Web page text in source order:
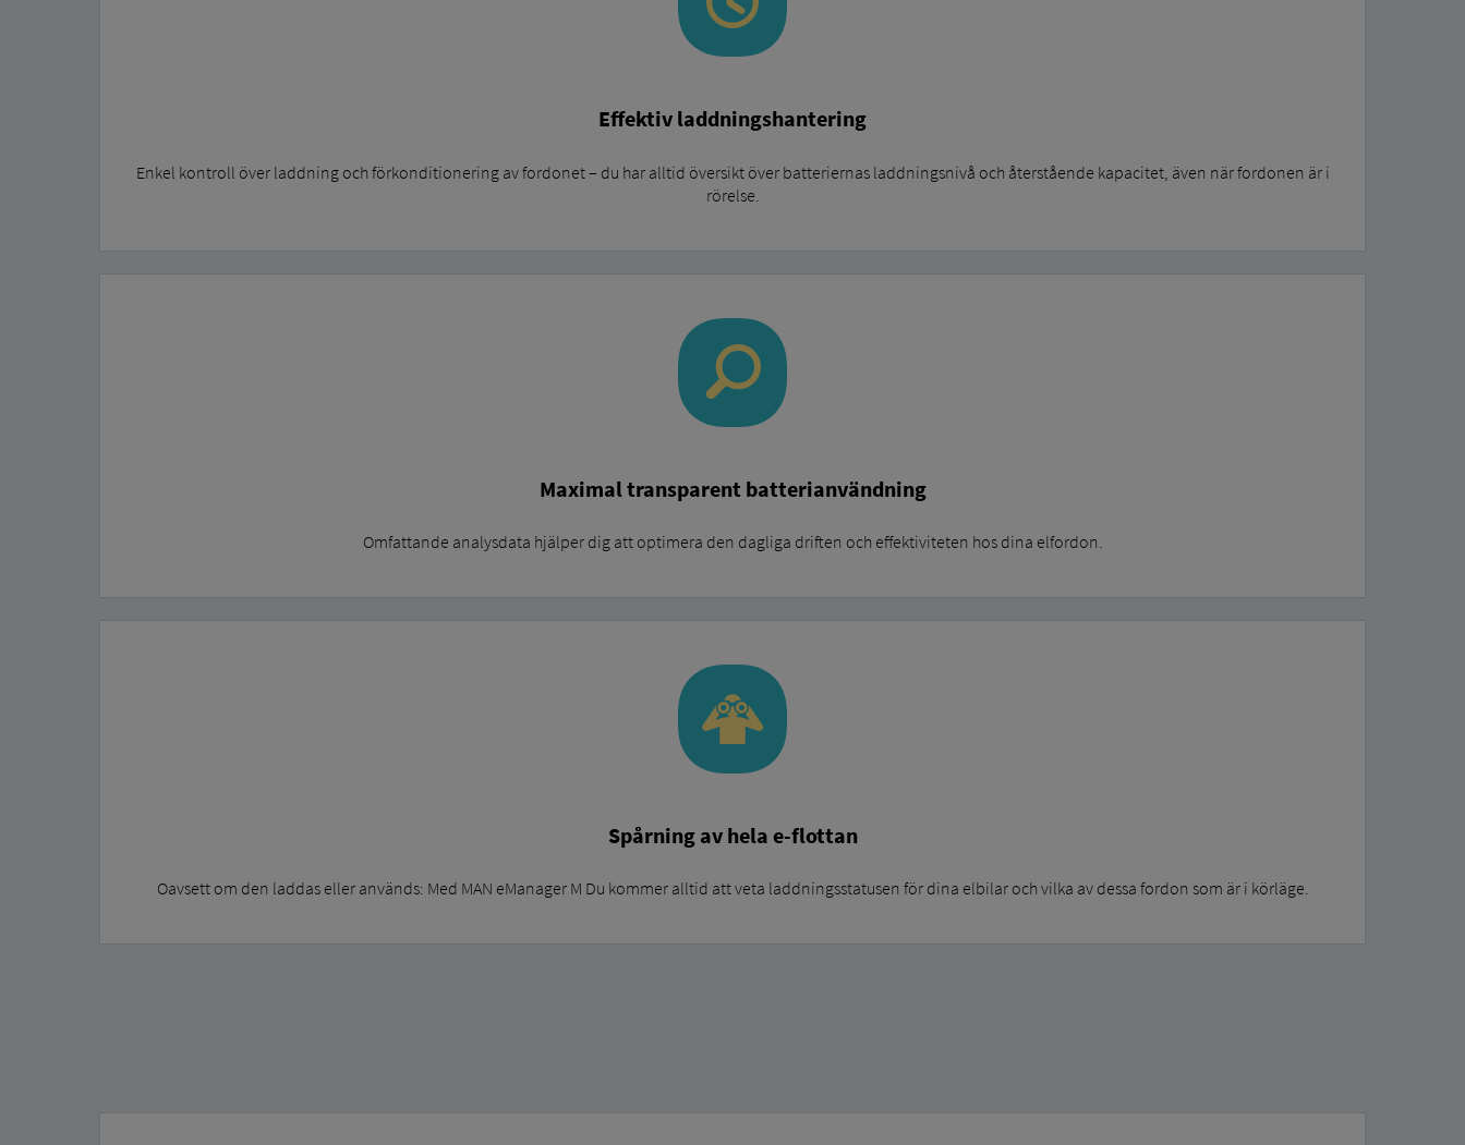
Effektiv laddningshantering
Enkel kontroll över laddning och förkonditionering av fordonet – du har alltid översikt över batteriernas laddningsnivå och återstående kapacitet, även när fordonen är i
rörelse.
Maximal transparent batterianvändning
Omfattande analysdata hjälper dig att optimera den dagliga driften och effektiviteten hos dina elfordon.
Spårning av hela e-flottan
Oavsett om den laddas eller används: Med MAN eManager M Du kommer alltid att veta laddningsstatusen för dina elbilar och vilka av dessa fordon som är i körläge.